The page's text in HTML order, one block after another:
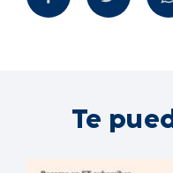
Te